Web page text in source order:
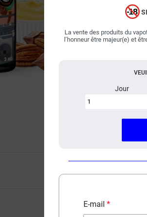
La vente des produits du
l’honneur être majeur(e) et
Jour
E-mail
Thug Daddy
affairé en
réconfortant
biscuits
Fabriqué en